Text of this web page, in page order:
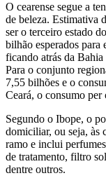
O cearense segue a
de beleza. Estimativa
ser o terceiro estado
bilhão esperados para
ficando atrás da
Para o conjunto
7,55 bilhões e o
Ceará, o consumo per
Segundo o Ibope, o
domiciliar, ou seja, às
ramo e inclui
de tratamento, filtro
dentre outros.